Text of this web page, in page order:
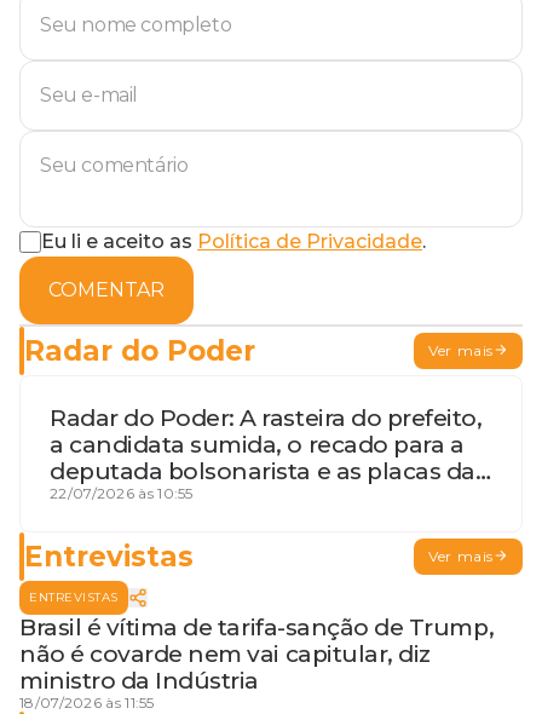
Eu li e aceito as Política de Privacidade.
COMENTAR
Radar do Poder Ver mais
Radar do Poder: A rasteira do prefeito,
a candidata sumida, o recado para a
deputada bolsonarista e as placas da
discórdia
22/07/2026 às 10:55
Entrevistas Ver mais
ENTREVISTAS
Brasil é vítima de tarifa-sanção de Trump,
não é covarde nem vai capitular, diz
ministro da Indústria
18/07/2026 às 11:55